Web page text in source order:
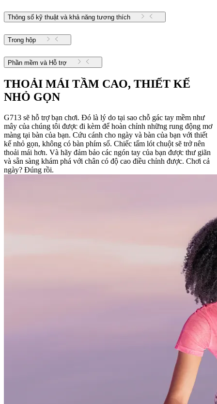
Thông số kỹ thuật và khả năng tương thích
Trong hộp
Phần mềm và Hỗ trợ
THOẢI MÁI TẦM CAO, THIẾT KẾ
NHỎ GỌN
G713 sẽ hỗ trợ bạn chơi. Đó là lý do tại sao chỗ gác tay mềm như
mây của chúng tôi được đi kèm để hoàn chỉnh những rung động mơ
màng tại bàn của bạn. Cứu cánh cho ngày và bàn của bạn với thiết
kế nhỏ gọn, không có bàn phím số. Chiếc tấm lót chuột sẽ trở nên
thoải mái hơn. Và hãy đảm bảo các ngón tay của bạn được thư giãn
và sẵn sàng khám phá với chân có độ cao điều chỉnh được. Chơi cả
ngày? Đúng rồi.